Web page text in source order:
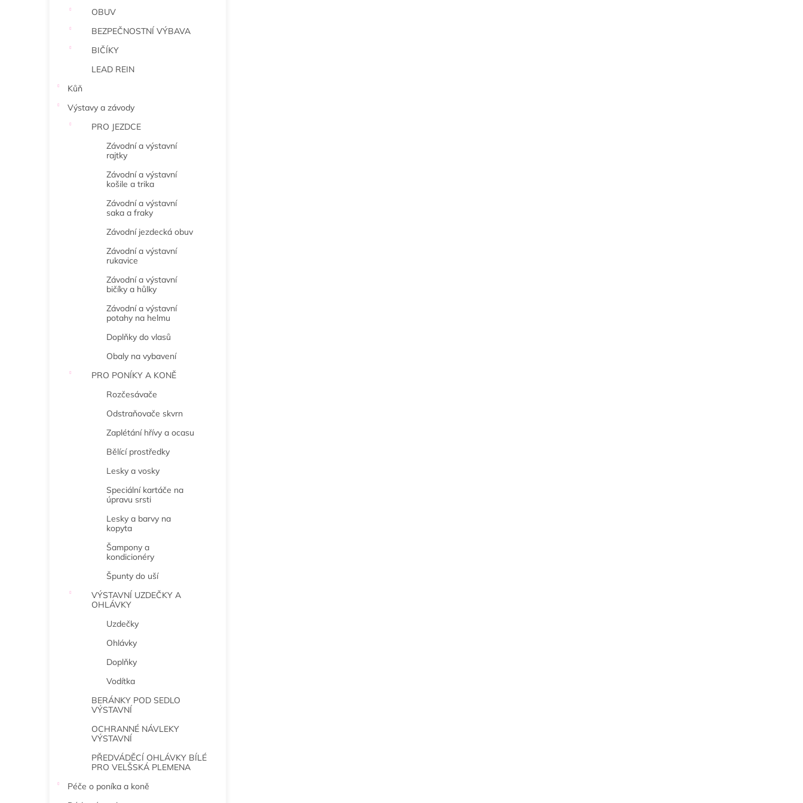
OBUV
BEZPEČNOSTNÍ VÝBAVA
BIČÍKY
LEAD REIN
Kůň
Výstavy a závody
PRO JEZDCE
Závodní a výstavní
rajtky
Závodní a výstavní
košile a trika
Závodní a výstavní
saka a fraky
Závodní jezdecká obuv
Závodní a výstavní
rukavice
Závodní a výstavní
bičíky a hůlky
Závodní a výstavní
potahy na helmu
Doplňky do vlasů
Obaly na vybavení
PRO PONÍKY A KONĚ
Rozčesávače
Odstraňovače skvrn
Zaplétání hřívy a ocasu
Bělící prostředky
Lesky a vosky
Speciální kartáče na
úpravu srsti
Lesky a barvy na
kopyta
Šampony a
kondicionéry
Špunty do uší
VÝSTAVNÍ UZDEČKY A
OHLÁVKY
Uzdečky
Ohlávky
Doplňky
Vodítka
BERÁNKY POD SEDLO
VÝSTAVNÍ
OCHRANNÉ NÁVLEKY
VÝSTAVNÍ
PŘEDVÁDĚCÍ OHLÁVKY BÍLÉ
PRO VELŠSKÁ PLEMENA
Péče o poníka a koně